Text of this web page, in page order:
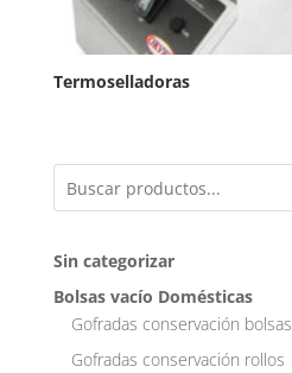
Termoselladoras
Sin categorizar
Bolsas vacío Domésticas
Gofradas conservación bolsas
Gofradas conservación rollos